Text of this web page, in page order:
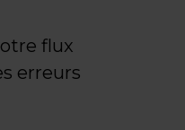
flux
erreurs